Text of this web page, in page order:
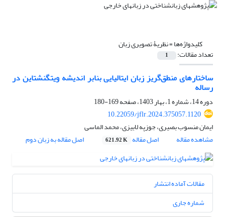
کلیدواژه‌ها =نظریۀ تصویری زبان
تعداد مقالات: 1
ساختارهای منطق‌گریز زبان ایتالیایی بنابر اندیشه ویتگنشتاین در
رساله
دوره 14، شماره 1، بهار 1403، صفحه
169-180
10.22059/jflr.2024.375057.1120
ایمان منسوب بصیری، جوزپه لابیزی، محمد الماسی
مشاهده مقاله
اصل مقاله 621.92 K اصل مقاله به زبان دوم
مقالات آماده انتشار
شماره جاری